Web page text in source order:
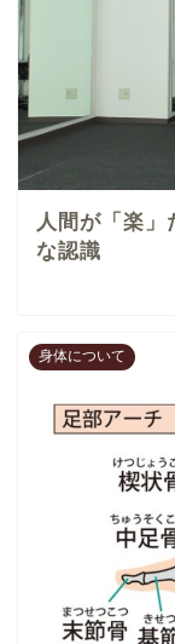
人間が「楽」
な認識
身体について